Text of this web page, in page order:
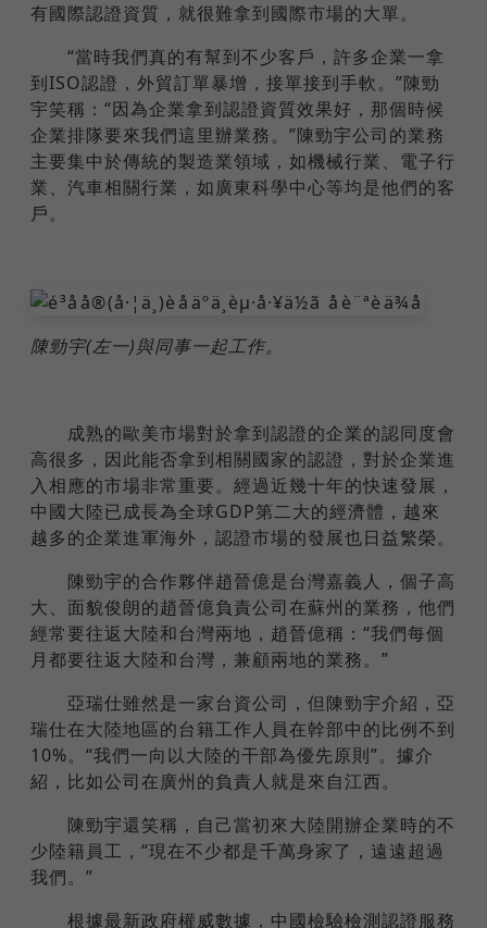
有國際認證資質，就很難拿到國際市場的大單。
“當時我們真的有幫到不少客戶，許多企業一拿
到ISO認證，外貿訂單暴增，接單接到手軟。”陳勁
宇笑稱：“因為企業拿到認證資質效果好，那個時候
企業排隊要來我們這里辦業務。”陳勁宇公司的業務
主要集中於傳統的製造業領域，如機械行業、電子行
業、汽車相關行業，如廣東科學中心等均是他們的客
戶。
陳勁宇(左一)與同事一起工作。
成熟的歐美市場對於拿到認證的企業的認同度會
高很多，因此能否拿到相關國家的認證，對於企業進
入相應的市場非常重要。經過近幾十年的快速發展，
中國大陸已成長為全球GDP第二大的經濟體，越來
越多的企業進軍海外，認證市場的發展也日益繁榮。
陳勁宇的合作夥伴趙晉億是台灣嘉義人，個子高
大、面貌俊朗的趙晉億負責公司在蘇州的業務，他們
經常要往返大陸和台灣兩地，趙晉億稱：“我們每個
月都要往返大陸和台灣，兼顧兩地的業務。”
亞瑞仕雖然是一家台資公司，但陳勁宇介紹，亞
瑞仕在大陸地區的台籍工作人員在幹部中的比例不到
10%。“我們一向以大陸的干部為優先原則”。據介
紹，比如公司在廣州的負責人就是來自江西。
陳勁宇還笑稱，自己當初來大陸開辦企業時的不
少陸籍員工，“現在不少都是千萬身家了，遠遠超過
我們。”
根據最新政府權威數據，中國檢驗檢測認證服務